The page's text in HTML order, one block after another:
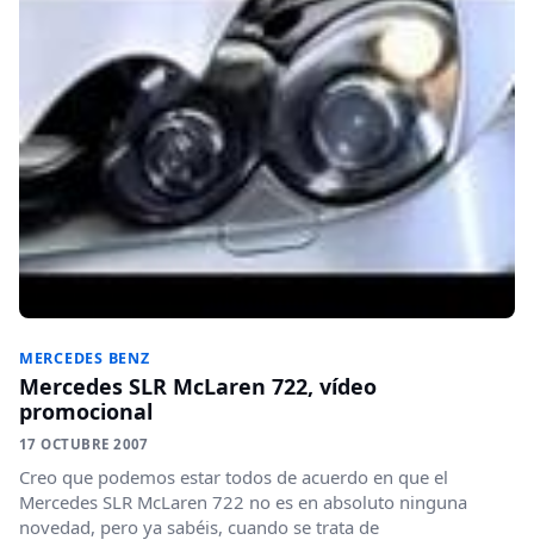
MERCEDES BENZ
Mercedes SLR McLaren 722, vídeo
promocional
17 OCTUBRE 2007
Creo que podemos estar todos de acuerdo en que el
Mercedes SLR McLaren 722 no es en absoluto ninguna
novedad, pero ya sabéis, cuando se trata de